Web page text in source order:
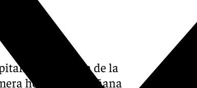
Europea de la
hora de la mañana